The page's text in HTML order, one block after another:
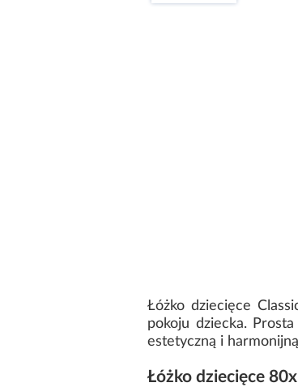
Łóżko dziecięce
pokoju dziecka.
estetyczną i
Łóżko dziecięce